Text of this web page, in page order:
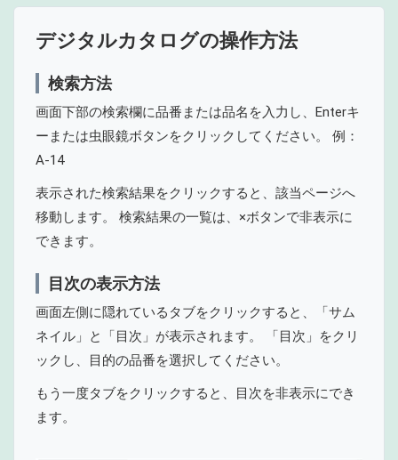
デジタルカタログの操作方法
検索方法
画面下部の検索欄に品番または品名を入力し、Enterキ
ーまたは虫眼鏡ボタンをクリックしてください。 例：
A-14
表示された検索結果をクリックすると、該当ページへ
移動します。 検索結果の一覧は、×ボタンで非表示に
できます。
目次の表示方法
画面左側に隠れているタブをクリックすると、「サム
ネイル」と「目次」が表示されます。 「目次」をクリ
ックし、目的の品番を選択してください。
もう一度タブをクリックすると、目次を非表示にでき
ます。